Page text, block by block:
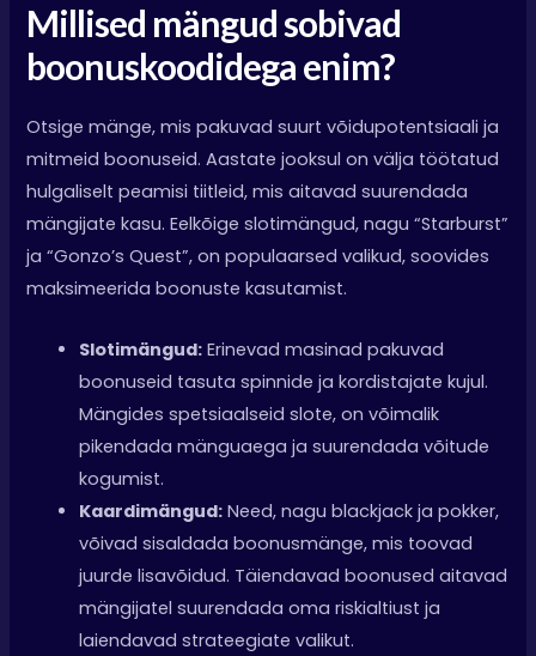
Millised mängud sobivad
boonuskoodidega enim?
Otsige mänge, mis pakuvad suurt võidupotentsiaali ja
mitmeid boonuseid. Aastate jooksul on välja töötatud
hulgaliselt peamisi tiitleid, mis aitavad suurendada
mängijate kasu. Eelkõige slotimängud, nagu “Starburst”
ja “Gonzo’s Quest”, on populaarsed valikud, soovides
maksimeerida boonuste kasutamist.
Slotimängud: Erinevad masinad pakuvad
boonuseid tasuta spinnide ja kordistajate kujul.
Mängides spetsiaalseid slote, on võimalik
pikendada mänguaega ja suurendada võitude
kogumist.
Kaardimängud: Need, nagu blackjack ja pokker,
võivad sisaldada boonusmänge, mis toovad
juurde lisavõidud. Täiendavad boonused aitavad
mängijatel suurendada oma riskialtiust ja
laiendavad strateegiate valikut.